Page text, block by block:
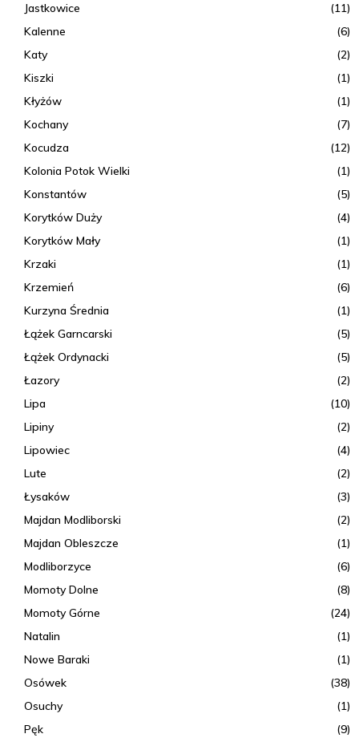
Jastkowice
(11)
Kalenne
(6)
Katy
(2)
Kiszki
(1)
Kłyżów
(1)
Kochany
(7)
Kocudza
(12)
Kolonia Potok Wielki
(1)
Konstantów
(5)
Korytków Duży
(4)
Korytków Mały
(1)
Krzaki
(1)
Krzemień
(6)
Kurzyna Średnia
(1)
Łążek Garncarski
(5)
Łążek Ordynacki
(5)
Łazory
(2)
Lipa
(10)
Lipiny
(2)
Lipowiec
(4)
Lute
(2)
Łysaków
(3)
Majdan Modliborski
(2)
Majdan Obleszcze
(1)
Modliborzyce
(6)
Momoty Dolne
(8)
Momoty Górne
(24)
Natalin
(1)
Nowe Baraki
(1)
Osówek
(38)
Osuchy
(1)
Pęk
(9)